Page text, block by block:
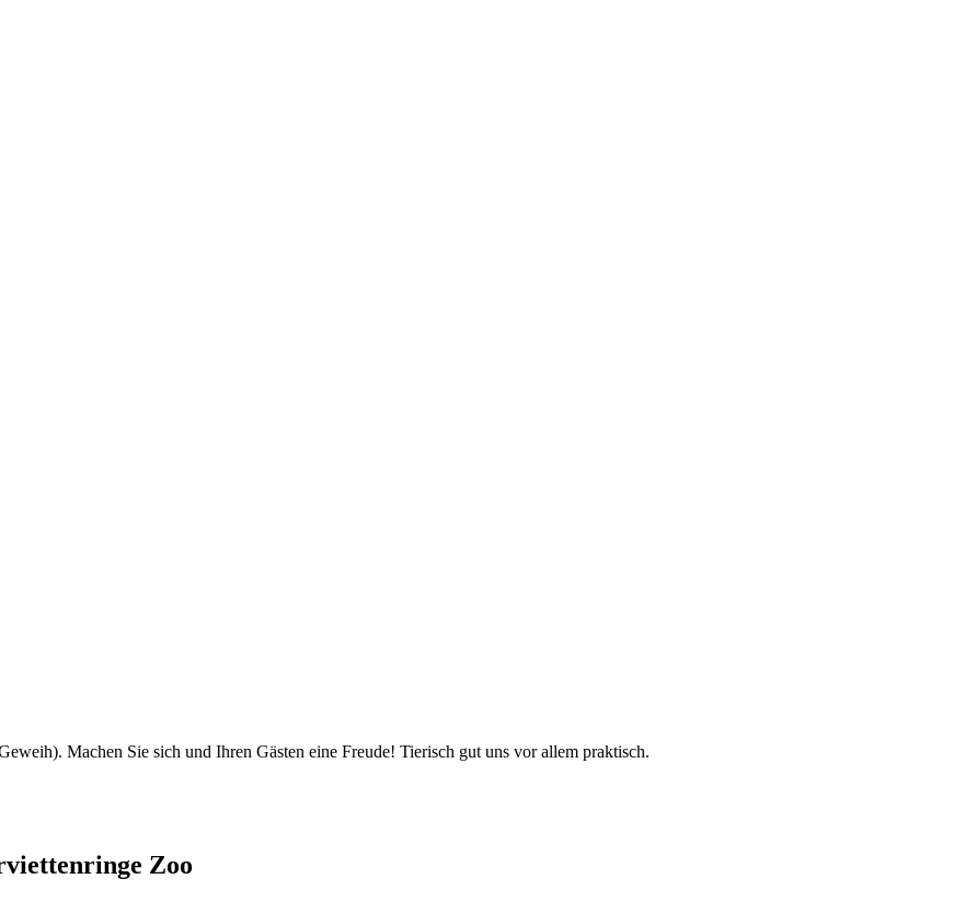
Machen Sie sich und Ihren Gästen eine Freude! Tierisch gut uns vor allem praktisch.
Zoo